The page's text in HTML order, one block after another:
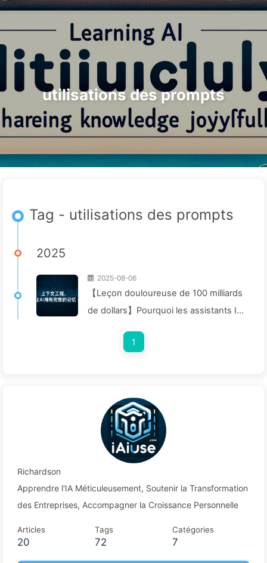
Rechercher Accueil Archives Tags
Catégories Liens À propos 🇫🇷 Français
utilisations des prompts
Tag - utilisations des prompts
2025
2025-08-06
【Leçon douloureuse de 100 milliards
de dollars】Pourquoi les assistants IA
"oublient" souvent aux moments
performance de 90 % ? — Apprendre
lentement l'IA 169
1
Richardson
Apprendre l'IA Méticuleusement, Soutenir la Transformation
des Entreprises, Accompagner la Croissance Personnelle
Articles
20
Tags
72
Catégories
7